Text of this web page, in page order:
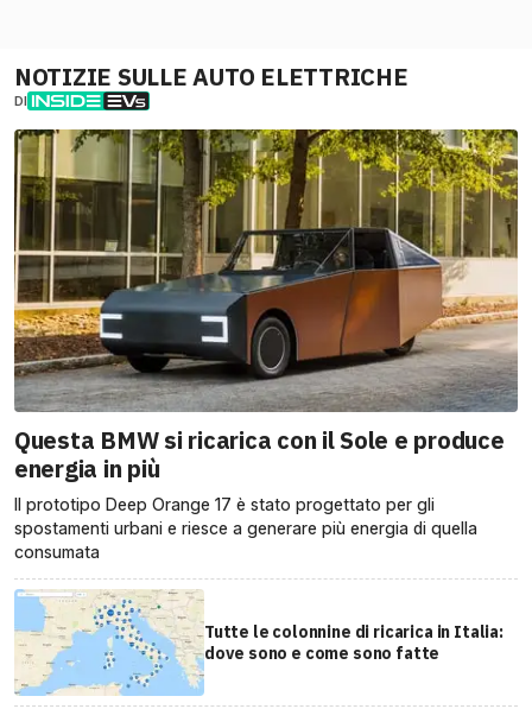
NOTIZIE SULLE AUTO ELETTRICHE
DI
Questa BMW si ricarica con il Sole e produce
energia in più
Il prototipo Deep Orange 17 è stato progettato per gli
spostamenti urbani e riesce a generare più energia di quella
consumata
Tutte le colonnine di ricarica in Italia:
dove sono e come sono fatte